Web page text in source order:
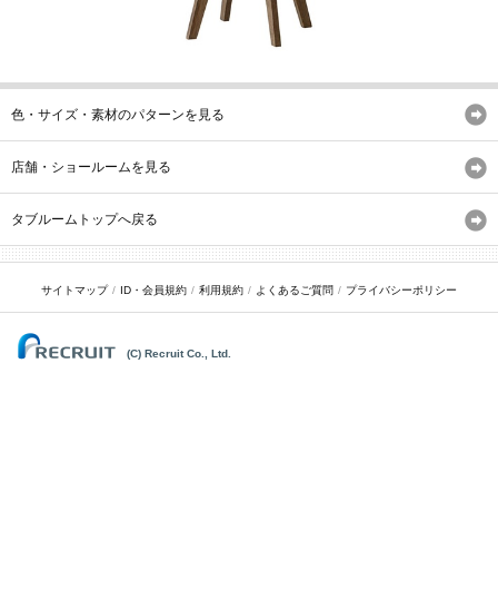
色・サイズ・素材のパターンを見る
店舗・ショールームを見る
タブルームトップへ戻る
サイトマップ ID・会員規約 利用規約 よくあるご質問 プライバシーポリシー
(C) Recruit Co., Ltd.